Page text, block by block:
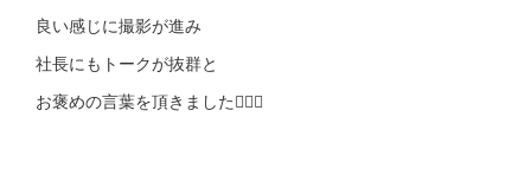
良い感じに撮影が進み
社長にもトークが抜群と
お褒めの言葉を頂きました👍🏻✨